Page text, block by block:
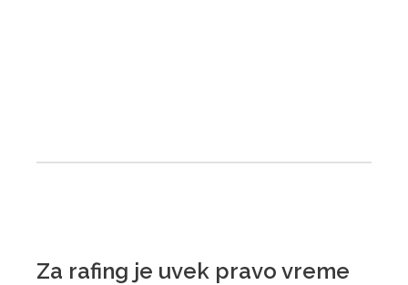
Za rafing je uvek pravo vreme